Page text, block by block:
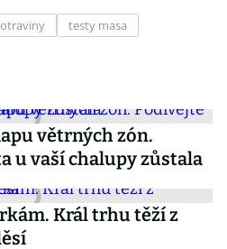
testy masa
větrných zón.
u vaší chalupy zůstala
Král trhu těží z